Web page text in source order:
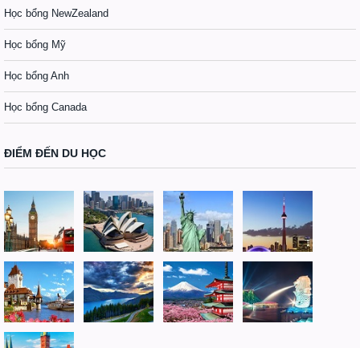
Học bổng NewZealand
Học bổng Mỹ
Học bổng Anh
Học bổng Canada
ĐIỂM ĐẾN DU HỌC